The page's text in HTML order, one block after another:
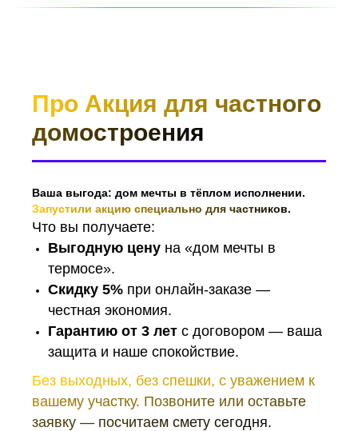
Про Акция для частного
домостроения
Ваша выгода: дом мечты в тёплом исполнении.
Запустили акцию специально для частников.
Что вы получаете:
Выгодную цену на «дом мечты в
термосе».
Скидку 5% при онлайн-заказе —
честная экономия.
Гарантию от 3 лет с договором — ваша
защита и наше спокойствие.
Без выходных, без спешки, с уважением к
вашему участку. Позвоните или оставьте
заявку — посчитаем смету сегодня.